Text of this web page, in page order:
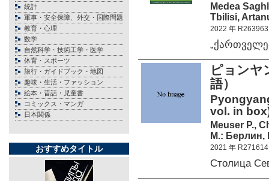
統計
軍事・安全保障、外交・国際問題
教育・心理
数学
自然科学・技術工学・医学
体育・スポーツ
旅行・ガイドブック・地図
趣味・生活・ファッション
絵本・昔話・児童書
コミックス・マンガ
日本関係
おすすめタイトル
Medea
Tbilisi,
2022 年 R263963
ピョン
語）
vol. in
Meuser P.,
М.: Берлин,
2021 年 R271614
Столица